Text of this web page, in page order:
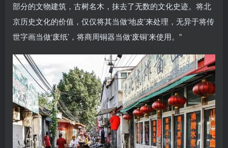
部分的文物建筑，古树名木，抹去了无数的文化史迹。将北
京历史文化的价值，仅仅将其当做‘地皮’来处理，无异于将传
世字画当做‘废纸’，将商周铜器当做‘废铜’来使用。”